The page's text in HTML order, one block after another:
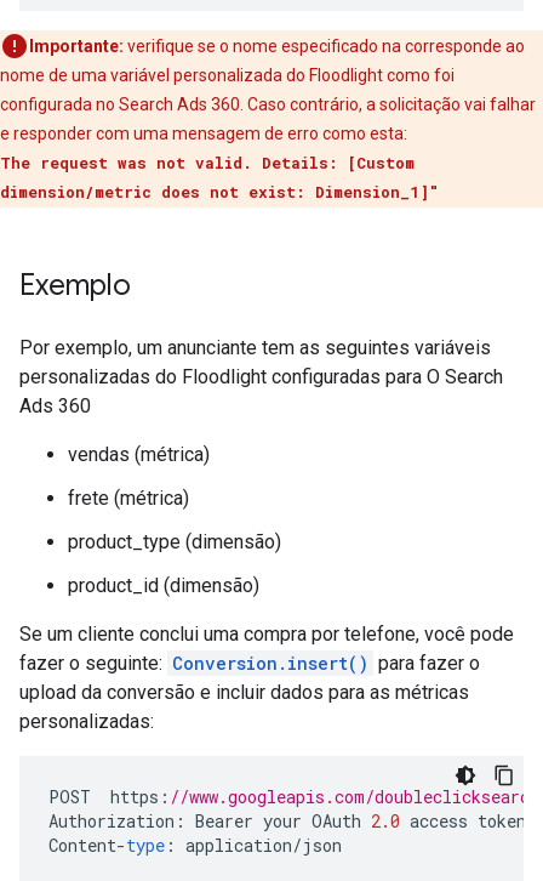
Importante: verifique se o nome especificado na corresponde ao
nome de uma variável personalizada do Floodlight como foi
configurada no Search Ads 360. Caso contrário, a solicitação vai falhar
e responder com uma mensagem de erro como esta:
The request was not valid. Details: [Custom
dimension/metric does not exist: Dimension_1]"
Exemplo
Por exemplo, um anunciante tem as seguintes variáveis
personalizadas do Floodlight configuradas para O Search
Ads 360
vendas (métrica)
frete (métrica)
product_type (dimensão)
product_id (dimensão)
Se um cliente conclui uma compra por telefone, você pode
fazer o seguinte: Conversion.insert() para fazer o
upload da conversão e incluir dados para as métricas
personalizadas:
POST https : //www.googleapis.com/
Authorization : Bearer your OAuth 2.0 access token
Content-type : application/json